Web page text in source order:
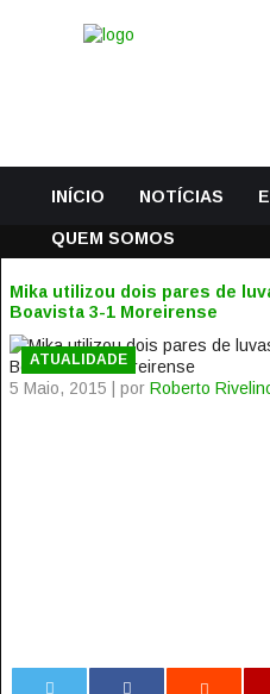
INÍCIO NOTÍCIAS
QUEM SOMOS
Mika utilizou dois pares de
Boavista 3-1 Moreirense
5 Maio, 2015 | por Roberto
ATUALIDADE